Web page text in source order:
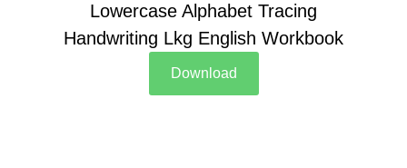
Lowercase Alphabet Tracing
Handwriting Lkg English Workbook
Download